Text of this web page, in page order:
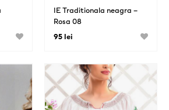
IE Traditionala neagra –
Rosa 08
95 lei